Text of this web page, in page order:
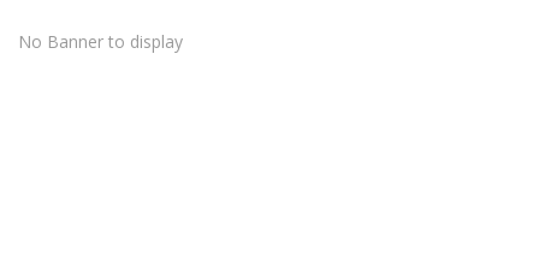
No Banner to display